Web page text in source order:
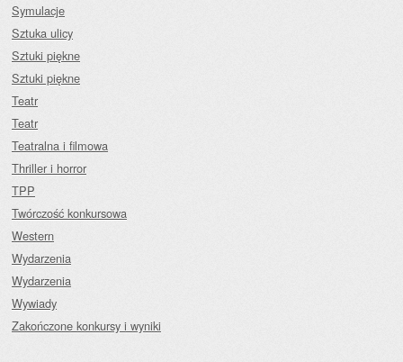
Symulacje
Sztuka ulicy
Sztuki piękne
Sztuki piękne
Teatr
Teatr
Teatralna i filmowa
Thriller i horror
TPP
Twórczość konkursowa
Western
Wydarzenia
Wydarzenia
Wywiady
Zakończone konkursy i wyniki